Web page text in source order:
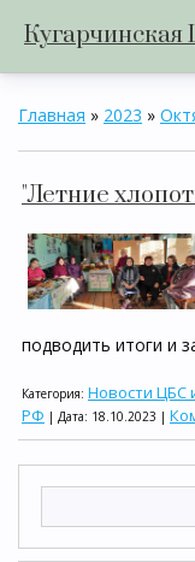
Главная » 2023 »
"Летние
подводить итоги и
Категория: Новости ЦБС
РФ | Дата: 18.10.2023 |